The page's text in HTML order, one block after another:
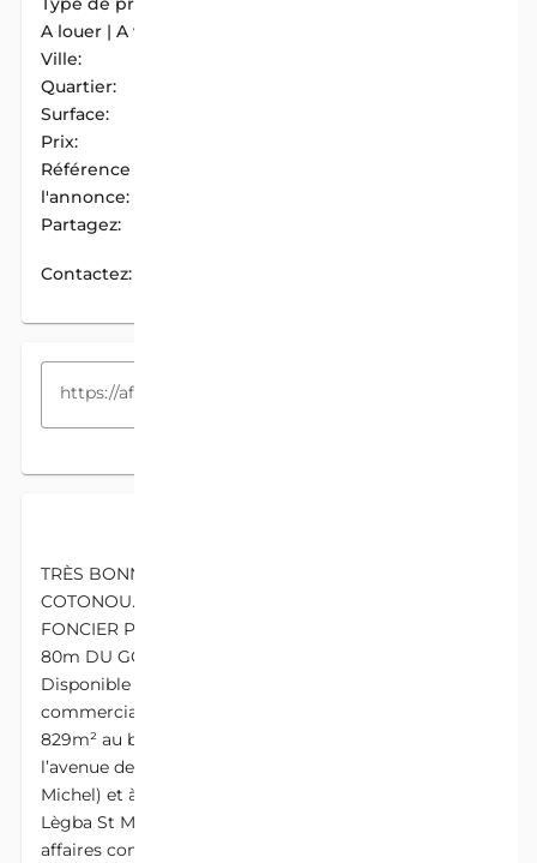
A louer | A vendre:
Ville:
Quartier:
Surface:
Prix:
Référence de
l'annonce:
Partagez:
Contactez:
TRÈS BONNE AFFAIRE AU CENTRE COMMERCIAL
COTONOU. TRÈS GRANDE PARCELLE AYANT TITRE
FONCIER PERSONNEL À VENDRE À COTONOU À
80m DU GOUDRON ÉTOILE ROUGE St MICHEL.
Disponible en vente au cœur du centre ville
commercial de Cotonou, une grande parcelle de
829m² au bord d'une voie de 20m à 80m de
l’avenue de la République (Tronçon Étoile rouge St
Michel) et à quelques 300m du carrefour Station
Lègba St Michel. Très bien située pour toutes
affaires commerciales; entrepôts, Guest House,